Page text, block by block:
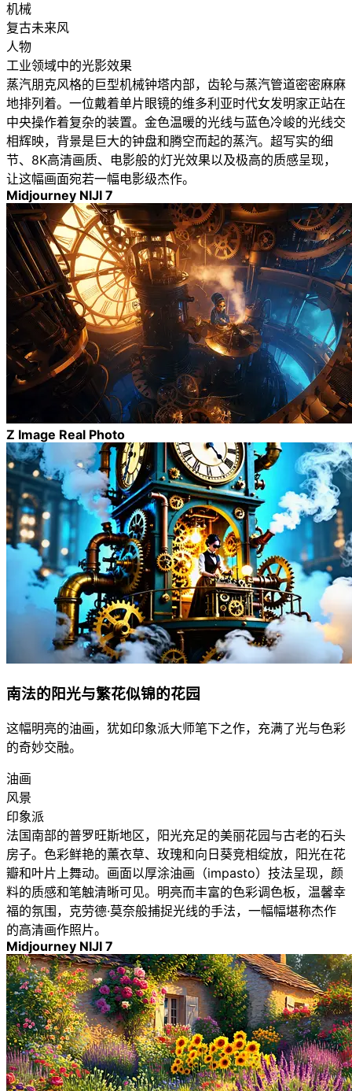
机械
复古未来风
人物
工业领域中的光影效果
蒸汽朋克风格的巨型机械钟塔内部，齿轮与蒸汽管道密密麻麻
地排列着。一位戴着单片眼镜的维多利亚时代女发明家正站在
中央操作着复杂的装置。金色温暖的光线与蓝色冷峻的光线交
相辉映，背景是巨大的钟盘和腾空而起的蒸汽。超写实的细
节、8K高清画质、电影般的灯光效果以及极高的质感呈现，
让这幅画面宛若一幅电影级杰作。
Midjourney NIJI 7
Z Image Real Photo
南法的阳光与繁花似锦的花园
这幅明亮的油画，犹如印象派大师笔下之作，充满了光与色彩
的奇妙交融。
油画
风景
印象派
法国南部的普罗旺斯地区，阳光充足的美丽花园与古老的石头
房子。色彩鲜艳的薰衣草、玫瑰和向日葵竞相绽放，阳光在花
瓣和叶片上舞动。画面以厚涂油画（impasto）技法呈现，颜
料的质感和笔触清晰可见。明亮而丰富的色彩调色板，温馨幸
福的氛围，克劳德·莫奈般捕捉光线的手法，一幅幅堪称杰作
的高清画作照片。
Midjourney NIJI 7